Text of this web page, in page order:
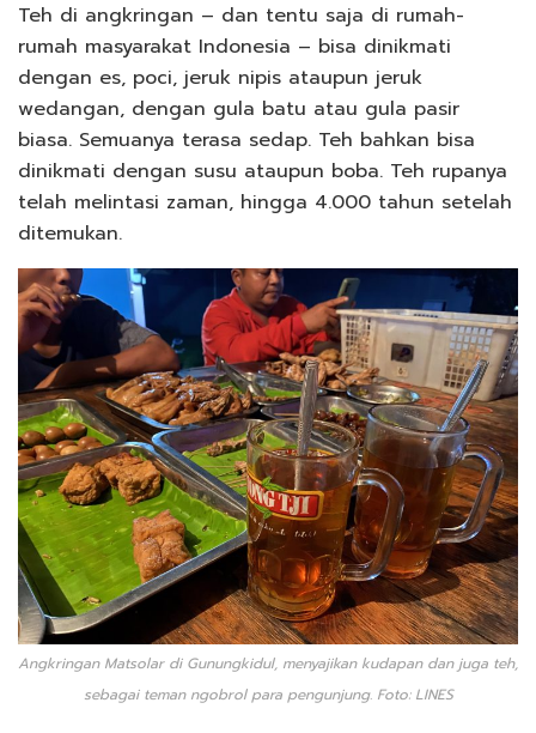
Teh di angkringan – dan tentu saja di rumah-
rumah masyarakat Indonesia – bisa dinikmati
dengan es, poci, jeruk nipis ataupun jeruk
wedangan, dengan gula batu atau gula pasir
biasa. Semuanya terasa sedap. Teh bahkan bisa
dinikmati dengan susu ataupun boba. Teh rupanya
telah melintasi zaman, hingga 4.000 tahun setelah
ditemukan.
Angkringan Matsolar di Gunungkidul, menyajikan kudapan dan juga teh,
sebagai teman ngobrol para pengunjung. Foto: LINES